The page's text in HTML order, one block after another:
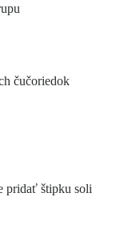
čučoriedok
pridať štipku soli